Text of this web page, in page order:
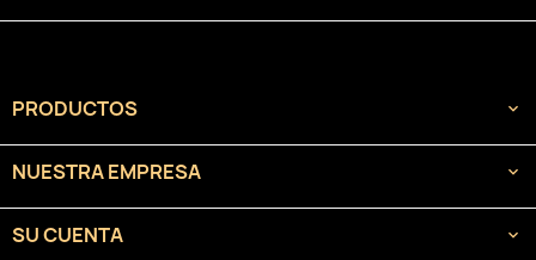
PRODUCTOS 
NUESTRA EMPRESA 
SU CUENTA 